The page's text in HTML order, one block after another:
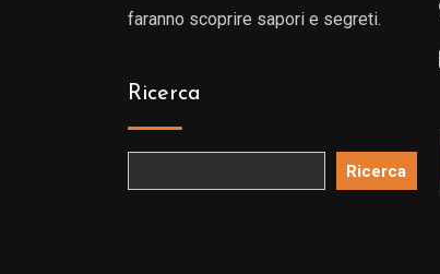
faranno scoprire sapori e segreti.
Ricerca
Ricerca